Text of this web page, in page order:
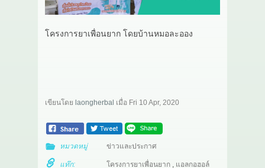
เกี่ยวกับเรา
โครงการยาเพื่อนยาก โดยบ้านหมอละออง
เขียนโดย laongherbal เมื่อ Fri 10 Apr, 2020
หมวดหมู่ ข่าวและประกาศ
แท๊ก: โครงการยาเพื่อนยาก,
แอลกอฮอล์